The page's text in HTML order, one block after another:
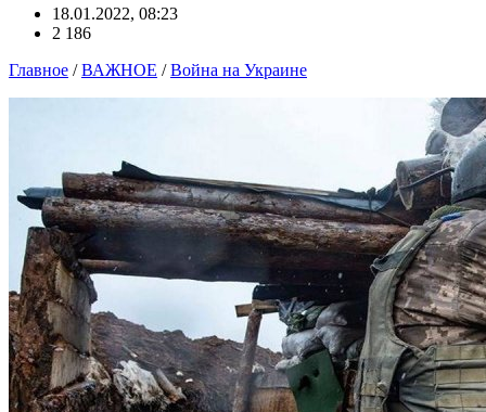
18.01.2022, 08:23
2 186
Главное /ВАЖНОЕ /Война на Украине